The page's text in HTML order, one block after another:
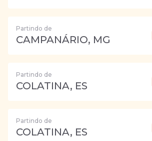
Partindo de
CAMPANÁRIO, MG
Partindo de
COLATINA, ES
Partindo de
COLATINA, ES